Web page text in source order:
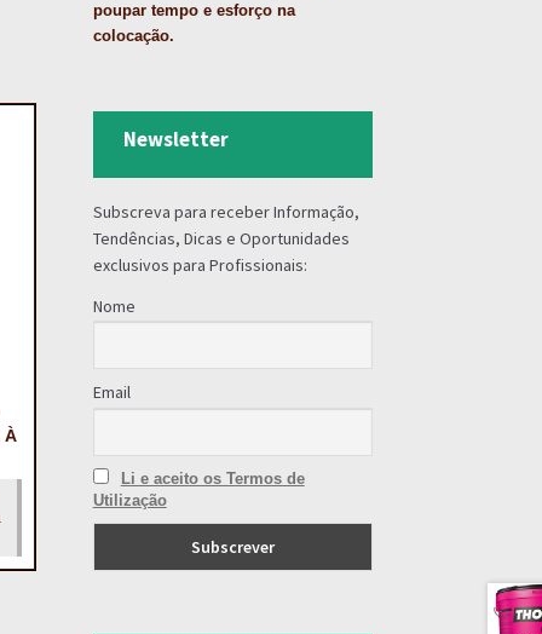
À
poupar tempo e esforço na
colocação.
Newsletter
Subscreva para receber Informação,
Tendências, Dicas e Oportunidades
exclusivos para Profissionais:
Nome
Email
Li e aceito os Termos de
Utilização